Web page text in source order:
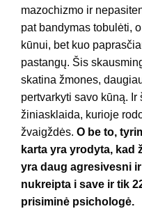
mazochizmo ir
pat bandymas tobulėti,
kūnui, bet kuo
pastangų. Šis
skatina žmones,
pertvarkyti savo kūną.
žiniasklaida, kurioje
žvaigždės. O be to,
karta yra yrodyta, kad
yra daug agresivesni
nukreipta i save ir tik
prisiminė psichologė.